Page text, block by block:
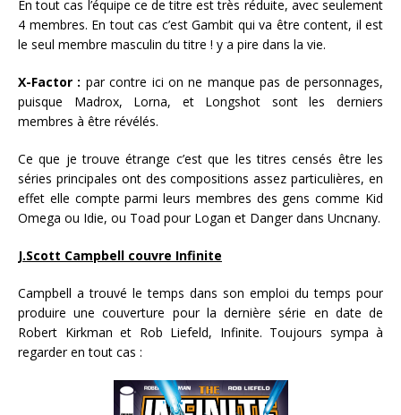
En tout cas l’équipe ce de titre est très réduite, avec seulement
4 membres. En tout cas c’est Gambit qui va être content, il est
le seul membre masculin du titre ! y a pire dans la vie.
X-Factor : par contre ici on ne manque pas de personnages,
puisque Madrox, Lorna, et Longshot sont les derniers
membres à être révélés.
Ce que je trouve étrange c’est que les titres censés être les
séries principales ont des compositions assez particulières, en
effet elle compte parmi leurs membres des gens comme Kid
Omega ou Idie, ou Toad pour Logan et Danger dans Uncnany.
J.Scott Campbell couvre Infinite
Campbell a trouvé le temps dans son emploi du temps pour
produire une couverture pour la dernière série en date de
Robert Kirkman et Rob Liefeld, Infinite. Toujours sympa à
regarder en tout cas :